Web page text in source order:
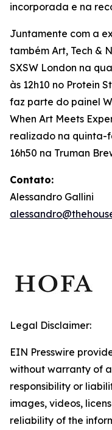
incorporada e na
Juntamente com a
também Art, Tech &
SXSW London na
às 12h10 no Protein
faz parte do painel
When Art Meets
realizado na quinta-
16h50 na Truman
Contato:
Alessandro Gallini
Legal Disclaimer:
EIN Presswire
without warranty of
responsibility or
images, videos,
reliability of the